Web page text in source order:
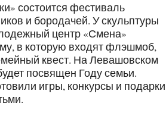
состоится фестиваль
и бородачей. У скульптуры
центр «Смена»
в которую входят флэшмоб,
квест. На Левашовском
посвящен Году семьи.
игры, конкурсы и подарки